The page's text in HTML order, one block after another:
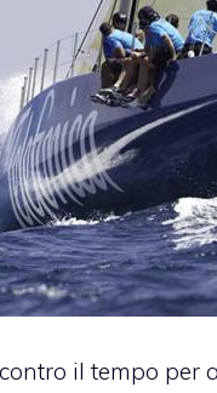
il tempo per